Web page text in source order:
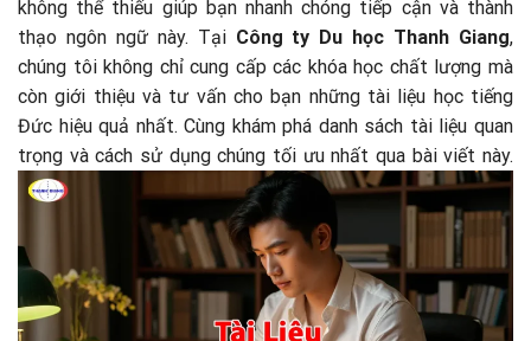
không thể thiếu giúp bạn nhanh chóng tiếp cận và thành
thạo ngôn ngữ này. Tại Công ty Du học Thanh Giang,
chúng tôi không chỉ cung cấp các khóa học chất lượng mà
còn giới thiệu và tư vấn cho bạn những tài liệu học tiếng
Đức hiệu quả nhất. Cùng khám phá danh sách tài liệu quan
trọng và cách sử dụng chúng tối ưu nhất qua bài viết này.